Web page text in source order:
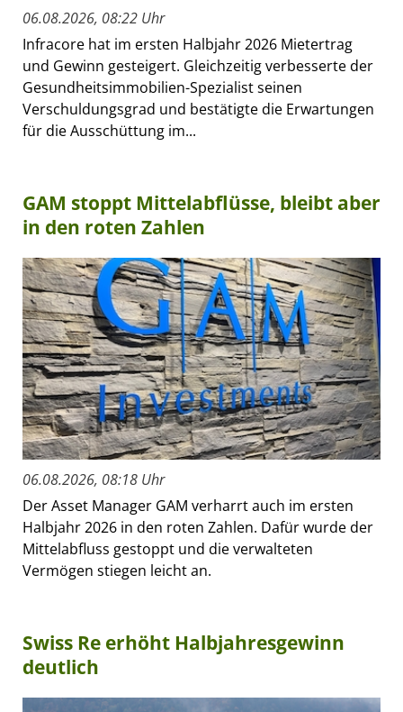
06.08.2026, 08:22 Uhr
Infracore hat im ersten Halbjahr 2026 Mietertrag
und Gewinn gesteigert. Gleichzeitig verbesserte der
Gesundheitsimmobilien-Spezialist seinen
Verschuldungsgrad und bestätigte die Erwartungen
für die Ausschüttung im...
GAM stoppt Mittelabflüsse, bleibt aber
in den roten Zahlen
06.08.2026, 08:18 Uhr
Der Asset Manager GAM verharrt auch im ersten
Halbjahr 2026 in den roten Zahlen. Dafür wurde der
Mittelabfluss gestoppt und die verwalteten
Vermögen stiegen leicht an.
Swiss Re erhöht Halbjahresgewinn
deutlich